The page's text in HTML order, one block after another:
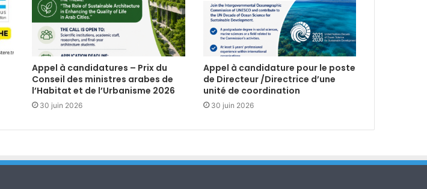
Appel à candidatures – Prix du
Conseil des ministres arabes de
l’Habitat et de l’Urbanisme 2026
30 juin 2026
Appel à candidature pour le poste
de Directeur /Directrice d’une
unité de coordination
30 juin 2026